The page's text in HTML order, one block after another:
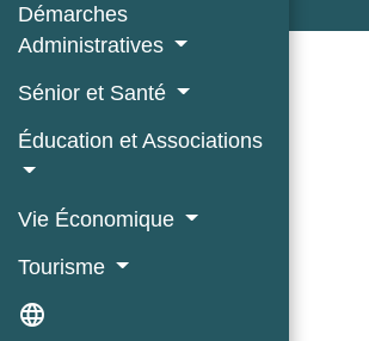
Démarches
Administratives
Sénior et Santé
Éducation et Associations
Vie Économique
Tourisme
language